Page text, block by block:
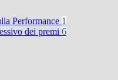
Performance 1
dei premi 6